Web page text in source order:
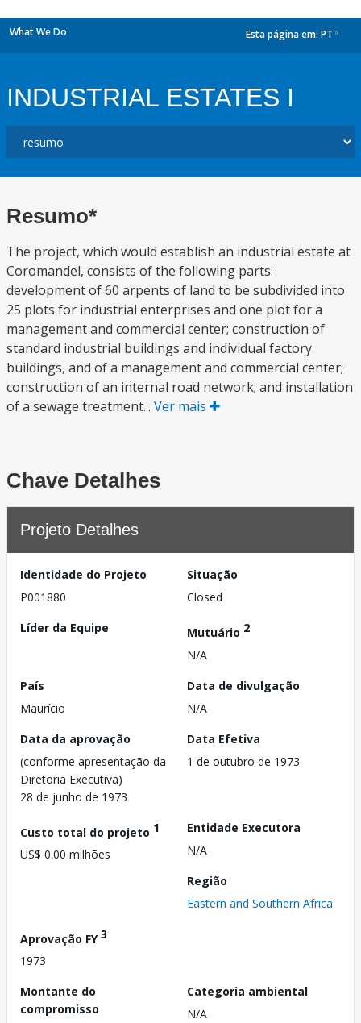
What We Do Esta página em: PT
INDUSTRIAL ESTATES I
Resumo*
The project, which would establish an industrial estate at
Coromandel, consists of the following parts:
development of 60 arpents of land to be subdivided into
25 plots for industrial enterprises and one plot for a
management and commercial center; construction of
standard industrial buildings and individual factory
buildings, and of a management and commercial center;
construction of an internal road network; and installation
of a sewage treatment... Ver mais
Chave Detalhes
Projeto Detalhes
Identidade do Projeto
P001880
Situação
Closed
Líder da Equipe
Mutuário 2
N/A
País
Maurício
Data de divulgação
N/A
Data da aprovação
(conforme apresentação da
Diretoria Executiva)
28 de junho de 1973
Data Efetiva
1 de outubro de 1973
Custo total do projeto 1
US$ 0.00 milhões
Entidade Executora
N/A
Região
Eastern and Southern Africa
Aprovação FY3
1973
Montante do
compromisso
Categoria ambiental
N/A